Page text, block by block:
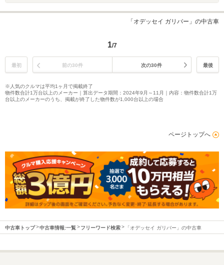
「オデッセイ ガリバー」の中古車
1/7
最初 前の30件 次の30件 最後
※人気のクルマは平均1ヶ月で掲載終了
物件数合計1万台以上のメーカー｜算出データ期間：2024年9月～11月｜内容：物件数合計1万
台以上のメーカーのうち、掲載が終了した物件数が1,000台以上の場合
ページトップへ
中古車トップ 中古車情報:一覧 フリーワード検索 「オデッセイ ガリバー」の中古車